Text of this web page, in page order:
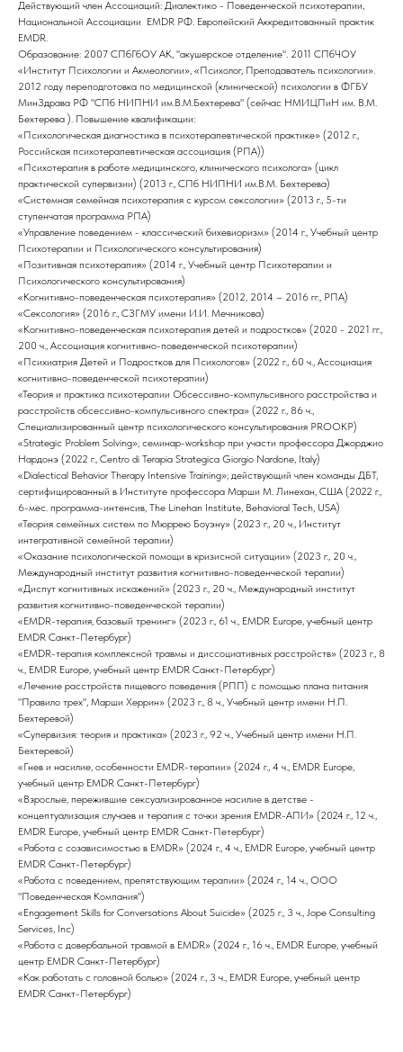
Действующий член Ассоциаций: Диалектико - Поведенческой психотерапии,
Национальной Ассоциации EMDR РФ. Европейский Аккредитованный практик
EMDR.
Образование: 2007 СПбГбОУ АК, "акушерское отделение". 2011 СПбЧОУ
«Институт Психологии и Акмеологии», «Психолог, Преподаватель психологии».
2012 году переподготовка по медицинской (клинической) психологии в ФГБУ
МинЗдрава РФ "СПб НИПНИ им.В.М.Бехтерева" (сейчас НМИЦПиН им. В.М.
Бехтерева ). Повышение квалификации:
«Психологическая диагностика в психотерапевтической практике» (2012 г.,
Российская психотерапевтическая ассоциация (РПА))
«Психотерапия в работе медицинского, клинического психолога» (цикл
практической супервизии) (2013 г., СПб НИПНИ им.В.М. Бехтерева)
«Системная семейная психотерапия с курсом сексологии» (2013 г., 5-ти
ступенчатая программа РПА)
«Управление поведением - классический бихевиоризм» (2014 г., Учебный центр
Психотерапии и Психологического консультирования)
«Позитивная психотерапия» (2014 г., Учебный центр Психотерапии и
Психологического консультирования)
«Когнитивно-поведенческая психотерапия» (2012, 2014 – 2016 гг., РПА)
«Сексология» (2016 г., СЗГМУ имени И.И. Мечникова)
«Когнитивно-поведенческая психотерапия детей и подростков» (2020 - 2021 гг.,
200 ч., Ассоциация когнитивно-поведенческой психотерапии)
«Психиатрия Детей и Подростков для Психологов» (2022 г., 60 ч., Ассоциация
когнитивно-поведенческой психотерапии)
«Теория и практика психотерапии Обсессивно-компульсивного расстройства и
расстройств обсессивно-компульсивного спектра» (2022 г., 86 ч.,
Специализированный центр психологического консультирования PROОКР)
«Strategic Problem Solving»; cеминар-workshop при участи профессора Джорджио
Нардонэ (2022 г., Centro di Terapia Strategica Giorgio Nardone, Italy)
«Dialectical Behavior Therapy Intensive Training»; действующий член команды ДБТ,
сертифицированный в Институте профессора Марши М. Линехан, США (2022 г.,
6-мес. программа-интенсив, The Linehan Institute, Behavioral Tech, USA)
«Теория семейных систем по Мюррею Боуэну» (2023 г., 20 ч., Институт
интегративной семейной терапии)
«Оказание психологической помощи в кризисной ситуации» (2023 г., 20 ч.,
Международный институт развития когнитивно-поведенческой терапии)
«Диспут когнитивных искажений» (2023 г., 20 ч., Международный институт
развития когнитивно-поведенческой терапии)
«EMDR-терапия, базовый тренинг» (2023 г., 61 ч., EMDR Europe, учебный центр
EMDR Санкт-Петербург)
«EMDR-терапия комплексной травмы и диссоциативных расстройств» (2023 г., 8
ч., EMDR Europe, учебный центр EMDR Санкт-Петербург)
«Лечение расстройств пищевого поведения (РПП) с помощью плана питания
"Правило трех", Марши Херрин» (2023 г., 8 ч., Учебный центр имени Н.П.
Бехтеревой)
«Супервизия: теория и практика» (2023 г., 92 ч., Учебный центр имени Н.П.
Бехтеревой)
«Гнев и насилие, особенности EMDR-терапии» (2024 г., 4 ч., EMDR Europe,
учебный центр EMDR Санкт-Петербург)
«Взрослые, пережившие сексуализированное насилие в детстве -
концептуализация случаев и терапия с точки зрения EMDR-АПИ» (2024 г., 12 ч.,
EMDR Europe, учебный центр EMDR Санкт-Петербург)
«Работа с созависимостью в EMDR» (2024 г., 4 ч., EMDR Europe, учебный центр
EMDR Санкт-Петербург)
«Работа с поведением, препятствующим терапии» (2024 г., 14 ч., ООО
"Поведенческая Компания")
«Engagement Skills for Conversations About Suicide» (2025 г., 3 ч., Jope Consulting
Services, Inc)
«Работа с довербальной травмой в EMDR» (2024 г., 16 ч., EMDR Europe, учебный
центр EMDR Санкт-Петербург)
«Как работать с головной болью» (2024 г., 3 ч., EMDR Europe, учебный центр
EMDR Санкт-Петербург)